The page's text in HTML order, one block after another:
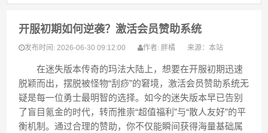
开服初期如何逆袭？激活会员赞助系统
发布时间: 2026-06-30 09:12:00 作者: 胖橘 来源：本站
在迷失版本传奇的玛法大陆上，想要在开服初期迅速
脱颖而出，摆脱被怪物“刮痧”的窘境，激活会员赞助系统无
疑是每一位勇士最明智的选择。如今的迷失版本早已告别
了盲目氪金的时代，转而推崇“超值福利”与“散人友好”的平
衡机制。通过合理的赞助，你不仅能瞬间获得海量基础属